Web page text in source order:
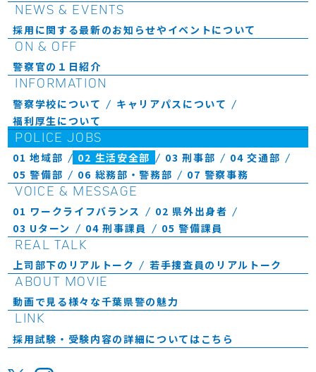
NEWS & EVENTS
採用に関する最新のお知らせやイベントについて
ON & OFF
警察官の１日紹介
INFORMATION
警察学校について
キャリアパスについて
福利厚生について
POLICE JOBS
01 地域部 02 生活安全部 03 刑事部
04 交通部
05 警備部
06 総務部・警務部 07 警察事務
VOICE & MESSAGE
01 ワークライフバランス
02 県外出身者
03 Uターン
04 刑事課員 05 警備課員
REAL TALK
上司部下のリアルトーク 若手捜査員のリアルトーク
ABOUT MOVIE
動画で見る様々な千葉県警の魅力
LINK
採用試験・受験内容の詳細についてはこちら